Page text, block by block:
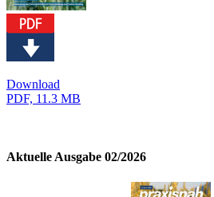
Download
PDF, 11.3 MB
Aktuelle Ausgabe 02/2026